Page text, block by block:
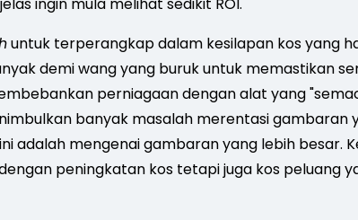
untuk terperangkap dalam kesilapan kos yang
demi wang yang buruk untuk memastikan
perniagaan dengan alat yang
banyak masalah merentasi gambaran
adalah mengenai gambaran yang lebih besar.
peningkatan kos tetapi juga kos peluang